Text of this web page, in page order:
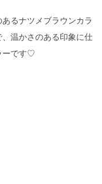
るナツメブラウンカラ
温かさのある印象に仕
ーです♡